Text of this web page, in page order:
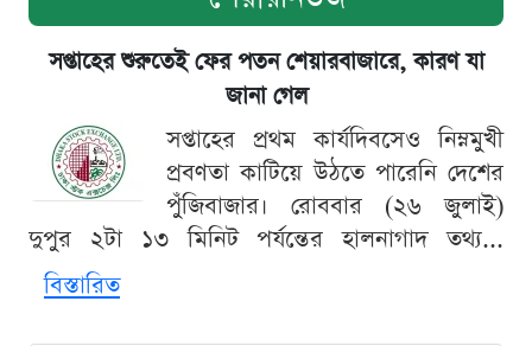
সপ্তাহের শুরুতেই ফের পতন শেয়ারবাজারে, কারণ যা
জানা গেল
সপ্তাহের প্রথম কার্যদিবসেও নিম্নমুখী
প্রবণতা কাটিয়ে উঠতে পারেনি দেশের
পুঁজিবাজার। রোববার (২৬ জুলাই)
দুপুর ২টা ১৩ মিনিট পর্যন্তের হালনাগাদ তথ্য...
বিস্তারিত